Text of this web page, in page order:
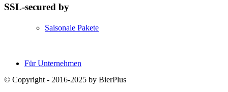
Saisonale Pakete
Für Unternehmen
SSL-secured by
© Copyright - 2016-2025 by BierPlus